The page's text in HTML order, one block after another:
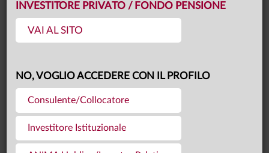
INVESTITORE PRIVATO / FONDO PENSIONE
VAI AL SITO
NO, VOGLIO ACCEDERE CON IL PROFILO
Consulente/Collocatore
Investitore Istituzionale
VIDEO CENTER